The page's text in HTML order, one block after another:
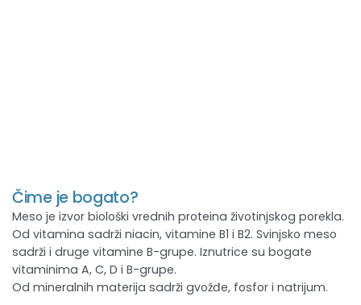
Čime je bogato?
Meso je izvor biološki vrednih proteina životinjskog porekla.
Od vitamina sadrži niacin, vitamine B1 i B2. Svinjsko meso
sadrži i druge vitamine B-grupe. Iznutrice su bogate
vitaminima A, C, D i B-grupe.
Od mineralnih materija sadrži gvožđe, fosfor i natrijum.